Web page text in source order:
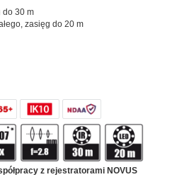
do 30 m
zasięg do 20 m
z rejestratorami NOVUS